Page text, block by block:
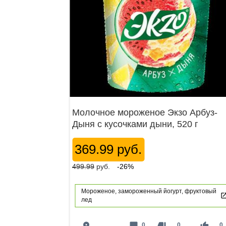
Молочное мороженое Экзо Арбуз-
Дыня с кусочками дыни, 520 г
369.99 руб.
499.99 руб. -26%
Мороженое, замороженный йогурт, фруктовый
лед